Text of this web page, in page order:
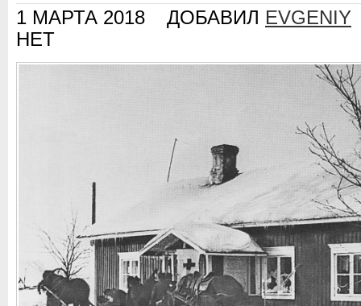
1 МАРТА 2018 ДОБАВИЛ EVGENIY
НЕТ